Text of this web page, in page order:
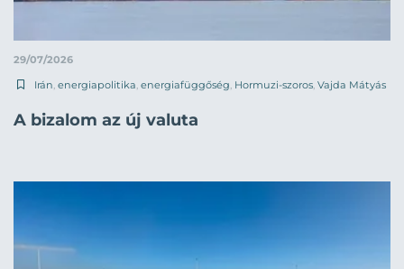
29/07/2026
Irán, energiapolitika, energiafüggőség, Hormuzi-szoros, Vajda Mátyás
A bizalom az új valuta